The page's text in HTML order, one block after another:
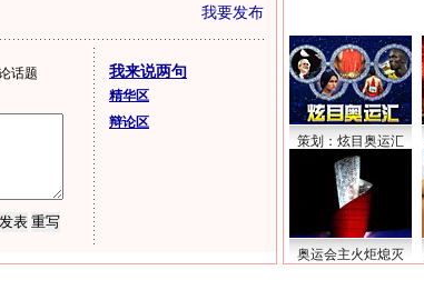
我要发布
话题
我来说两句
精华区
辩论区
策划：炫目奥运汇
奥运会主火炬熄灭